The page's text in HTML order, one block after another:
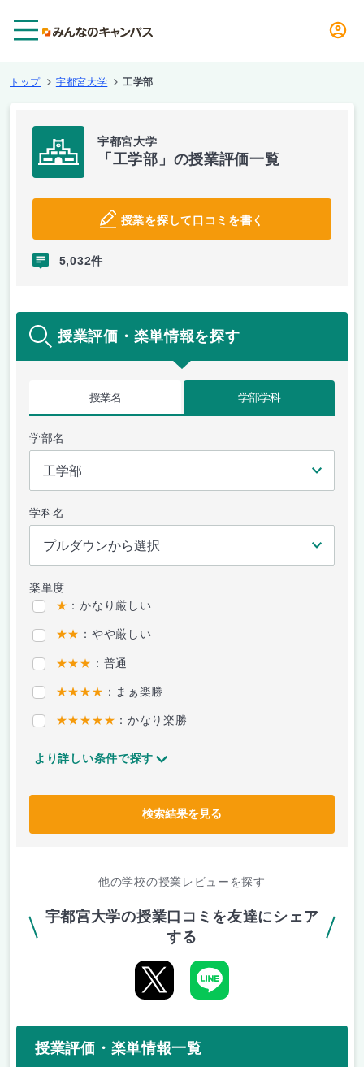
トップ 宇都宮大学 工学部
宇都宮大学
「工学部」の授業評価一覧
授業を探して口コミを書く
5,032件
授業評価・楽単情報を探す
授業名 学部学科
学部名
学科名
楽単度
★ ：かなり厳しい
★★ ：やや厳しい
★★★ ：普通
★★★★ ：まぁ楽勝
★★★★★ ：かなり楽勝
より詳しい条件で探す
検索結果を見る
他の学校の授業レビューを探す
宇都宮大学の授業口コミを友達にシェア
する
授業評価・楽単情報一覧